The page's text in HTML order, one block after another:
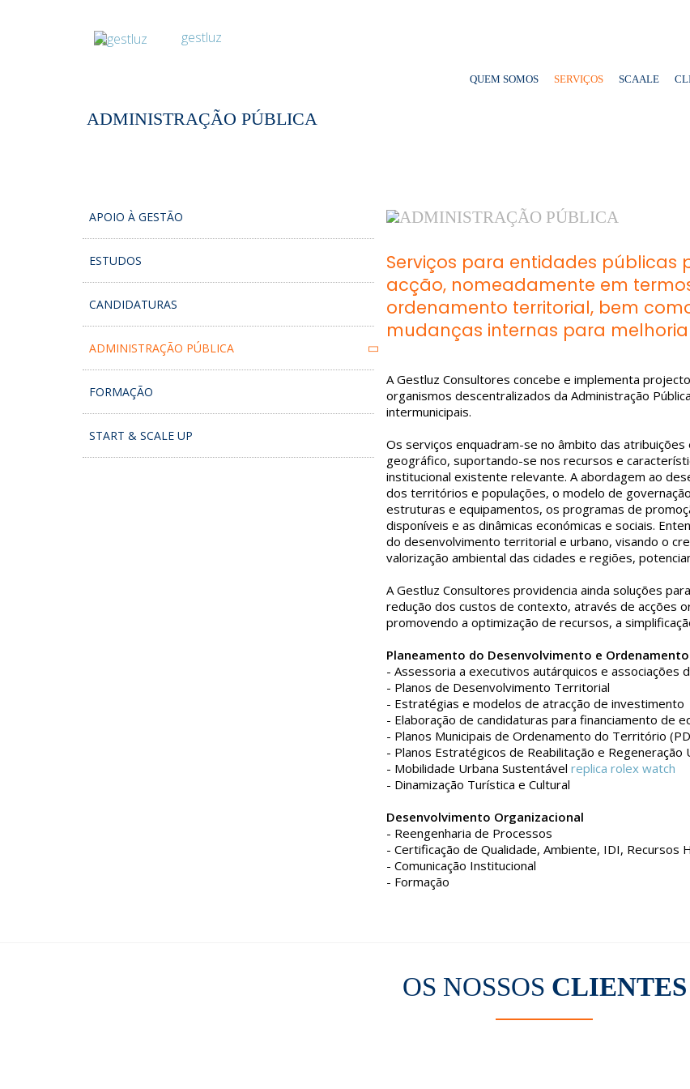
QUEM SOMOS SERVIÇOS SCAALE
ADMINISTRAÇÃO PÚBLICA
APOIO À GESTÃO
ESTUDOS
CANDIDATURAS
ADMINISTRAÇÃO PÚBLICA
FORMAÇÃO
START & SCALE UP
ADMINISTRAÇÃO PÚBLICA
Serviços para entidades
acção, nomeadamente em
ordenamento territorial, bem
mudanças internas para
repliki zegarków rolex replika
A Gestluz Consultores concebe e implementa
organismos descentralizados da Administração
intermunicipais.
Os serviços enquadram-se no âmbito das
geográfico, suportando-se nos recursos e
institucional existente relevante. A abordagem ao
dos territórios e populações, o modelo de
estruturas e equipamentos, os programas de
disponíveis e as dinâmicas económicas e sociais.
do desenvolvimento territorial e urbano, visando o
valorização ambiental das cidades e regiões,
A Gestluz Consultores providencia ainda soluções
redução dos custos de contexto, através de acções
promovendo a optimização de recursos, a
Planeamento do Desenvolvimento e
- Assessoria a executivos autárquicos e associações
- Planos de Desenvolvimento Territorial
- Estratégias e modelos de atracção de investimento
- Elaboração de candidaturas para financiamento de
- Planos Municipais de Ordenamento do Território
- Planos Estratégicos de Reabilitação e Regeneração
- Mobilidade Urbana Sustentável replica rolex watch
- Dinamização Turística e Cultural
Desenvolvimento Organizacional
- Reengenharia de Processos
- Certificação de Qualidade, Ambiente, IDI, Recursos
- Comunicação Institucional
- Formação
OS NOSSOS CLIENTES